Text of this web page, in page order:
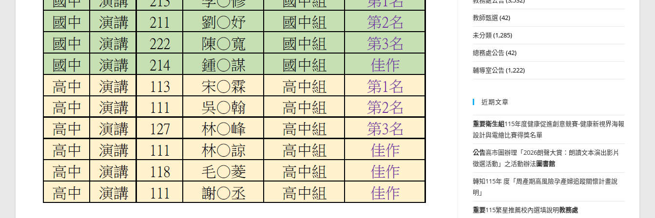
教師甄選(42)
未分類(1,285)
總務處公告(42)
輔導室公告(1,222)
近期文章
重要衛生組115年度健康促進創意競賽-健康新視界海報
設計與電繪比賽得獎名單
公告高市圖辦理「2026朗聲大賞：朗讀文本演出影片
徵選活動」之活動辦法圖書館
轉知115年 度「周產期高風險孕產婦追蹤關懷計畫說
明」
重要115繁星推薦校內選填說明教務處